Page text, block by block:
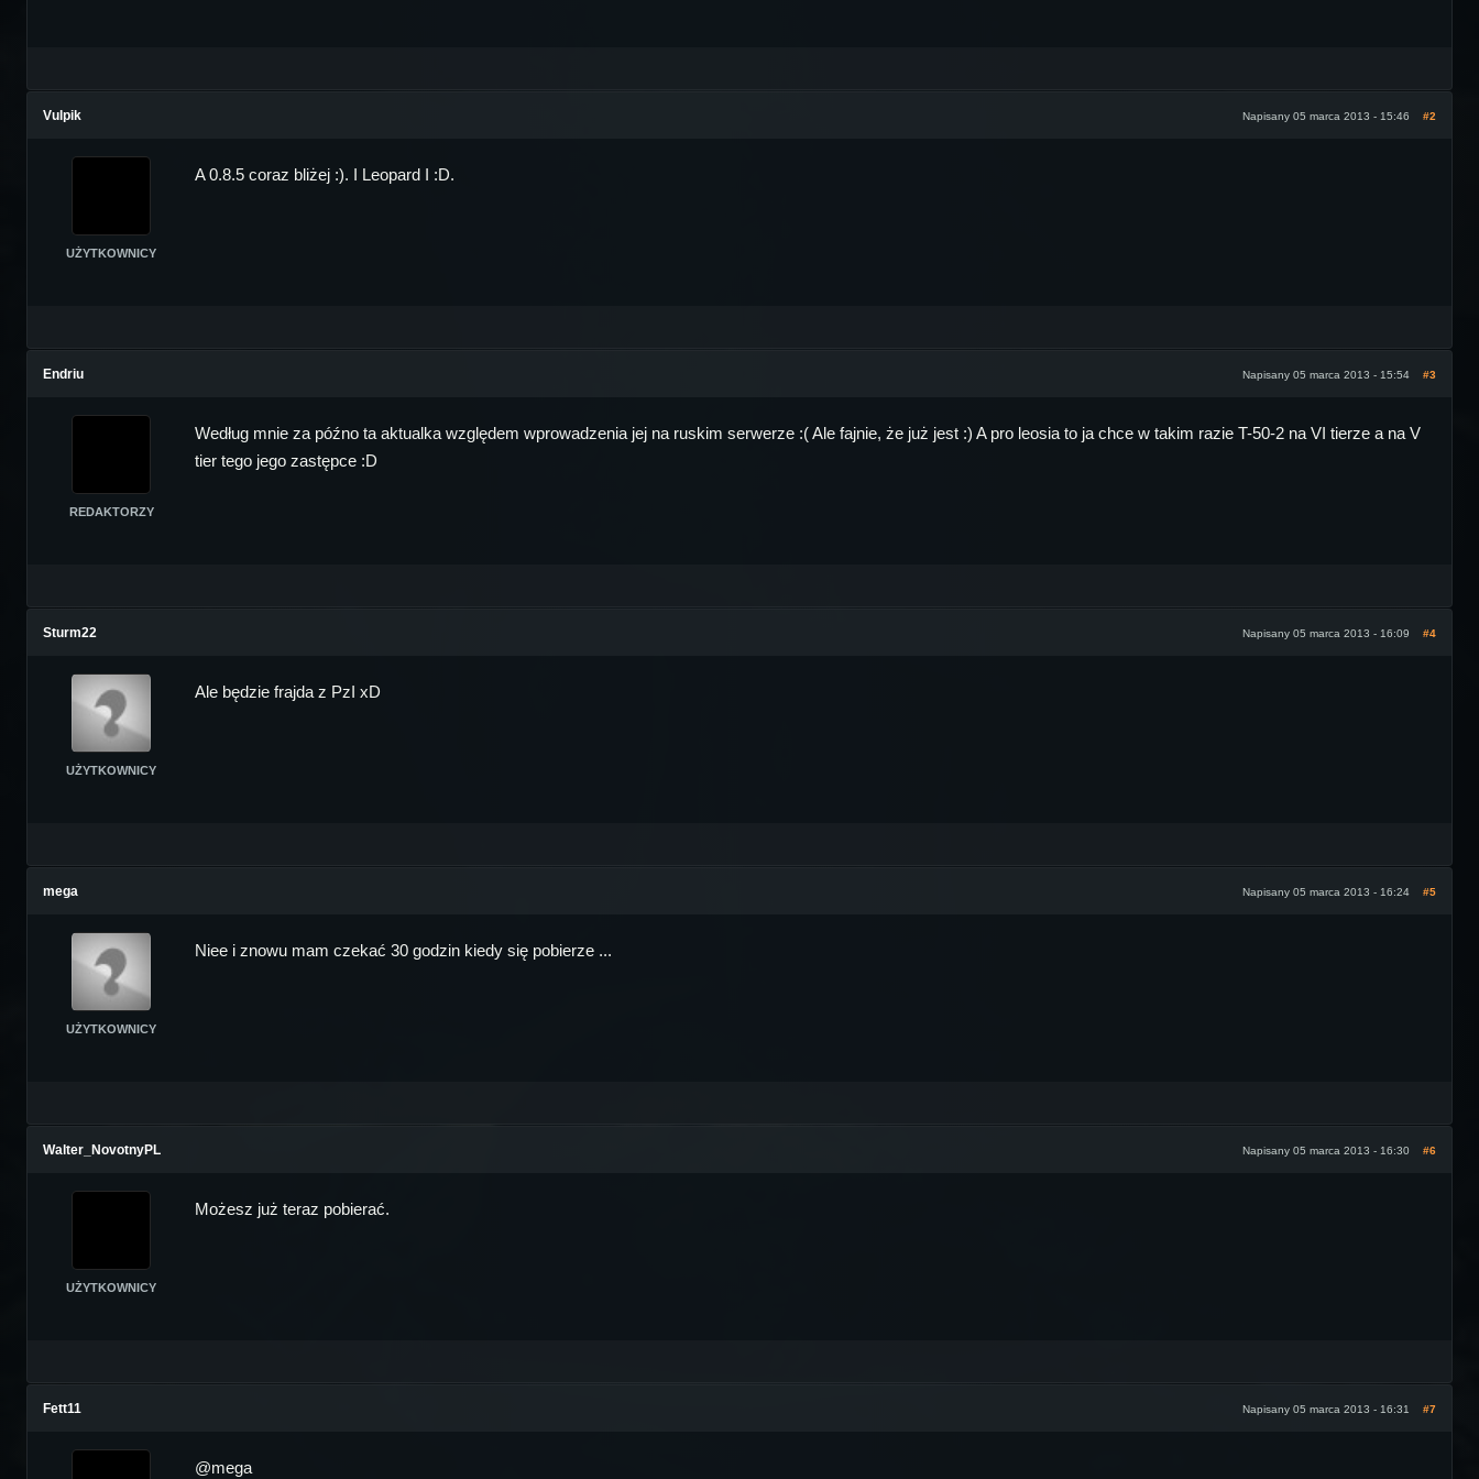
Vulpik Napisany 05 marca 2013 - 15:46 #2
UŻYTKOWNICY
A 0.8.5 coraz bliżej :). I Leopard I :D.
Endriu Napisany 05 marca 2013 - 15:54 #3
REDAKTORZY
Według mnie za późno ta aktualka względem wprowadzenia jej na ruskim serwerze :( Ale fajnie, że już jest :) A pro leosia to ja chce w takim razie T-50-2 na VI tierze a na V
tier tego jego zastępce :D
Sturm22 Napisany 05 marca 2013 - 16:09 #4
UŻYTKOWNICY
Ale będzie frajda z PzI xD
mega Napisany 05 marca 2013 - 16:24 #5
UŻYTKOWNICY
Niee i znowu mam czekać 30 godzin kiedy się pobierze ...
Walter_NovotnyPL Napisany 05 marca 2013 - 16:30 #6
UŻYTKOWNICY
Możesz już teraz pobierać.
Fett11 Napisany 05 marca 2013 - 16:31 #7
@mega